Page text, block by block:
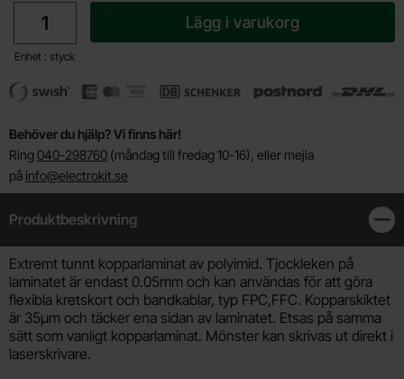
Enhet : styck
Lägg i varukorg
Behöver du hjälp? Vi finns här!
Ring 040-298760 (måndag till fredag 10-16), eller mejla
på info@electrokit.se
Produktbeskrivning
Produktbeskrivning
Extremt tunnt kopparlaminat av polyimid. Tjockleken på
laminatet är endast 0.05mm och kan användas för att göra
flexibla kretskort och bandkablar, typ FPC,FFC. Kopparskiktet
är 35µm och täcker ena sidan av laminatet. Etsas på samma
sätt som vanligt kopparlaminat. Mönster kan skrivas ut direkt i
laserskrivare.